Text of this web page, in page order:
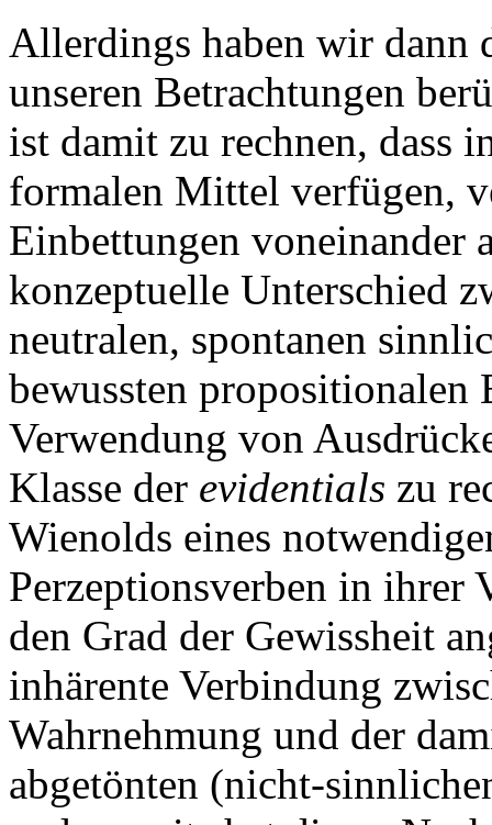
Allerdings haben wir dann
unseren Betrachtungen
ist damit zu rechnen, dass
formalen Mittel verfügen,
Einbettungen voneinander
konzeptuelle Unterschied
neutralen, spontanen
bewussten
Verwendung von
Klasse der evidentials zu
Wienolds eines
Perzeptionsverben in ihrer
den Grad der Gewissheit
inhärente Verbindung
Wahrnehmung und der
abgetönten (nicht-